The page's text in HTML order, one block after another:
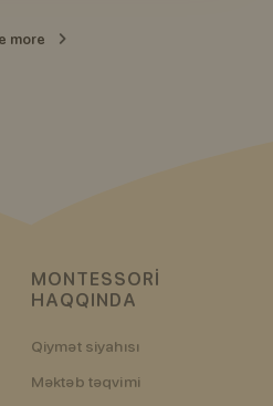
more
MONTESSORI
HAQQINDA
Qiymət siyahısı
Məktəb təqvimi